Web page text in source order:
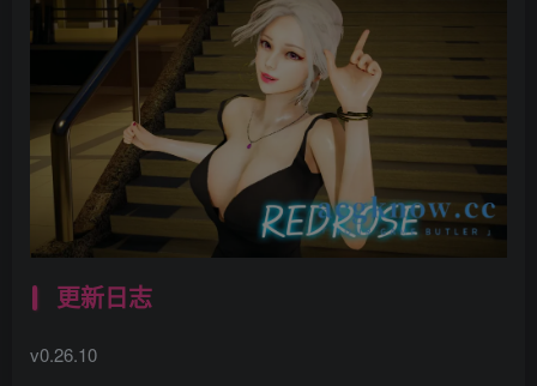
更新日志
v0.26.10